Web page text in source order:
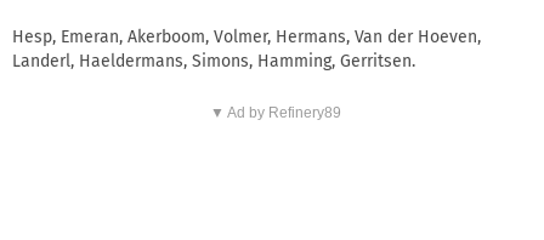
Hesp, Emeran, Akerboom, Volmer, Hermans, Van der Hoeven,
Landerl, Haeldermans, Simons, Hamming, Gerritsen.
▼ Ad by Refinery89